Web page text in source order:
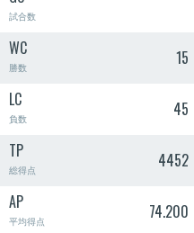
試合数
WC
勝数
15
LC
負数
45
TP
総得点
4452
AP
平均得点
74.200